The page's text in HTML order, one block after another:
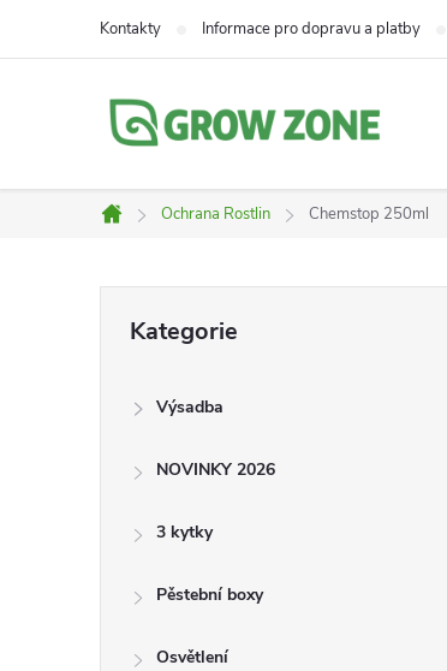
Kontakty Informace pro dopravu a platby
Domů
Ochrana Rostlin Chemstop 250ml
kategorie
Kategorie
Výsadba
NOVINKY 2026
3 kytky
Pěstební boxy
Osvětlení